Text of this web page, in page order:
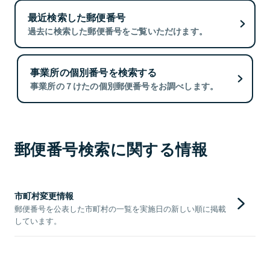
最近検索した郵便番号
過去に検索した郵便番号をご覧いただけます。
事業所の個別番号を検索する
事業所の７けたの個別郵便番号をお調べします。
郵便番号検索に関する情報
市町村変更情報
郵便番号を公表した市町村の一覧を実施日の新しい順に掲載
しています。